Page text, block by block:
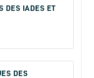
DES IADES ET
DES